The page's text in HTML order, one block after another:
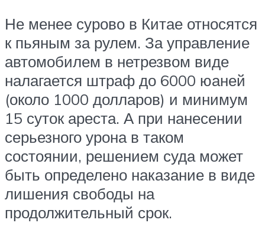
Не менее сурово в Китае относятся
к пьяным за рулем. За управление
автомобилем в нетрезвом виде
налагается штраф до 6000 юаней
(около 1000 долларов) и минимум
15 суток ареста. А при нанесении
серьезного урона в таком
состоянии, решением суда может
быть определено наказание в виде
лишения свободы на
продолжительный срок.